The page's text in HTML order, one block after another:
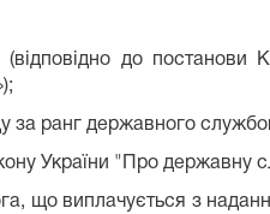
до
ранг державного
України "Про державну
що виплачується з